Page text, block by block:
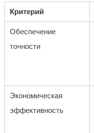
Критерий
Обеспечение
точности
Экономическая
эффективность